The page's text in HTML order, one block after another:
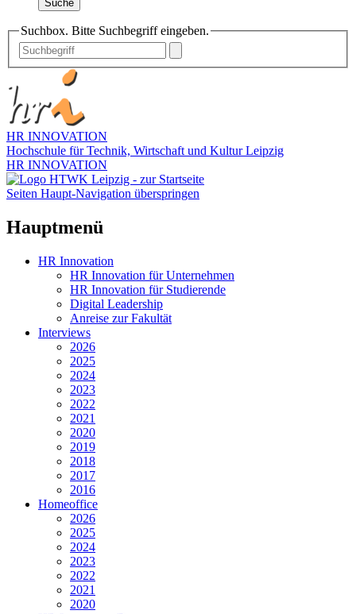
Suche
Suchbox. Bitte Suchbegriff eingeben.
HR INNOVATION
Hochschule für Technik, Wirtschaft und Kultur Leipzig
HR INNOVATION
Seiten Haupt-Navigation überspringen
Hauptmenü
HR Innovation
HR Innovation für Unternehmen
HR Innovation für Studierende
Digital Leadership
Anreise zur Fakultät
Interviews
2026
2025
2024
2023
2022
2021
2020
2019
2018
2017
2016
Homeoffice
2026
2025
2024
2023
2022
2021
2020